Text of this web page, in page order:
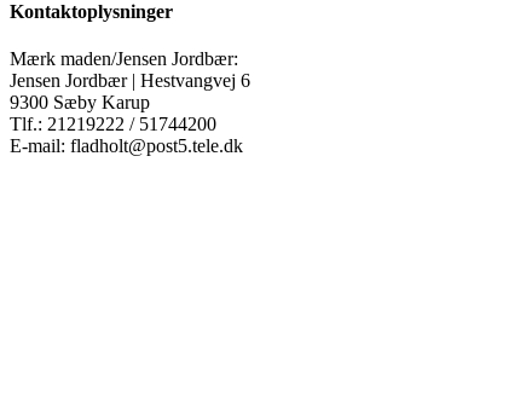
Kontaktoplysninger
Mærk maden/Jensen Jordbær:
Jensen Jordbær | Hestvangvej 6
9300 Sæby Karup
Tlf.: 21219222 / 51744200
E-mail: fladholt@post5.tele.dk